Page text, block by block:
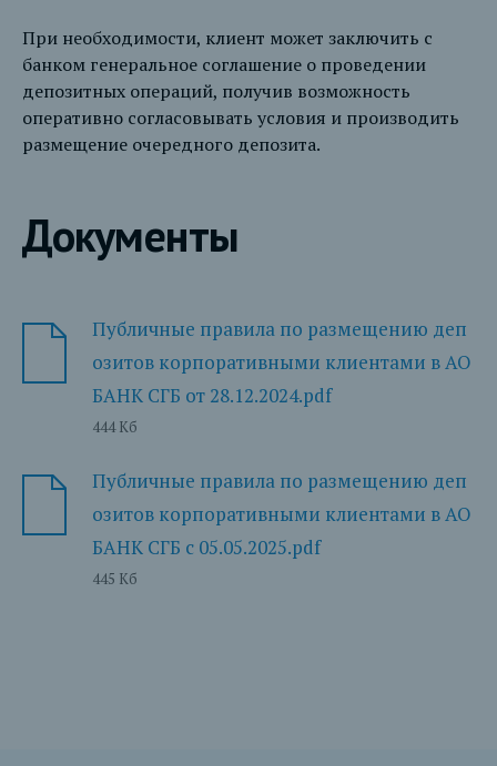
При необходимости, клиент может заключить с
банком генеральное соглашение о проведении
депозитных операций, получив возможность
оперативно согласовывать условия и производить
размещение очередного депозита.
Документы
Публичные правила по размещению деп
озитов корпоративными клиентами в АО
БАНК СГБ от 28.12.2024.pdf
444 Кб
Публичные правила по размещению деп
озитов корпоративными клиентами в АО
БАНК СГБ с 05.05.2025.pdf
445 Кб